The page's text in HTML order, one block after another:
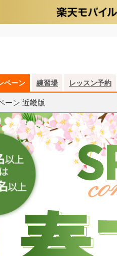
ペーン 練習場 レッスン予約
ーン 近畿版